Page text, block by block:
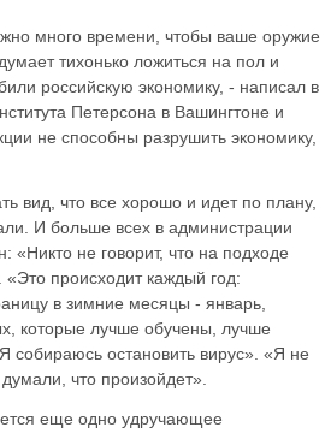
много времени, чтобы ваше оружие
тихонько ложиться на пол и
российскую экономику, - написал в
Петерсона в Вашингтоне и
не способны разрушить экономику,
вид, что все хорошо и идет по плану,
И больше всех в администрации
«Никто не говорит, что на подходе
происходит каждый год:
в зимние месяцы - январь,
которые лучше обучены, лучше
остановить вирус». «Я не
что произойдет».
еще одно удручающее